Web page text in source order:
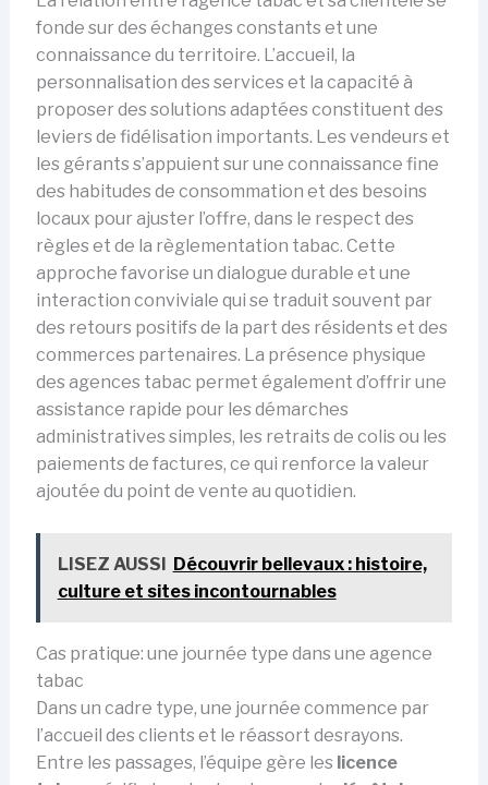
fonde sur des échanges constants et une
connaissance du territoire. L’accueil, la
personnalisation des services et la capacité à
proposer des solutions adaptées constituent des
leviers de fidélisation importants. Les vendeurs et
les gérants s’appuient sur une connaissance fine
des habitudes de consommation et des besoins
locaux pour ajuster l’offre, dans le respect des
règles et de la règlementation tabac. Cette
approche favorise un dialogue durable et une
interaction conviviale qui se traduit souvent par
des retours positifs de la part des résidents et des
commerces partenaires. La présence physique
des agences tabac permet également d’offrir une
assistance rapide pour les démarches
administratives simples, les retraits de colis ou les
paiements de factures, ce qui renforce la valeur
ajoutée du point de vente au quotidien.
LISEZ AUSSI Découvrir bellevaux : histoire,
culture et sites incontournables
Cas pratique: une journée type dans une agence
tabac
Dans un cadre type, une journée commence par
l’accueil des clients et le réassort desrayons.
Entre les passages, l’équipe gère les licence